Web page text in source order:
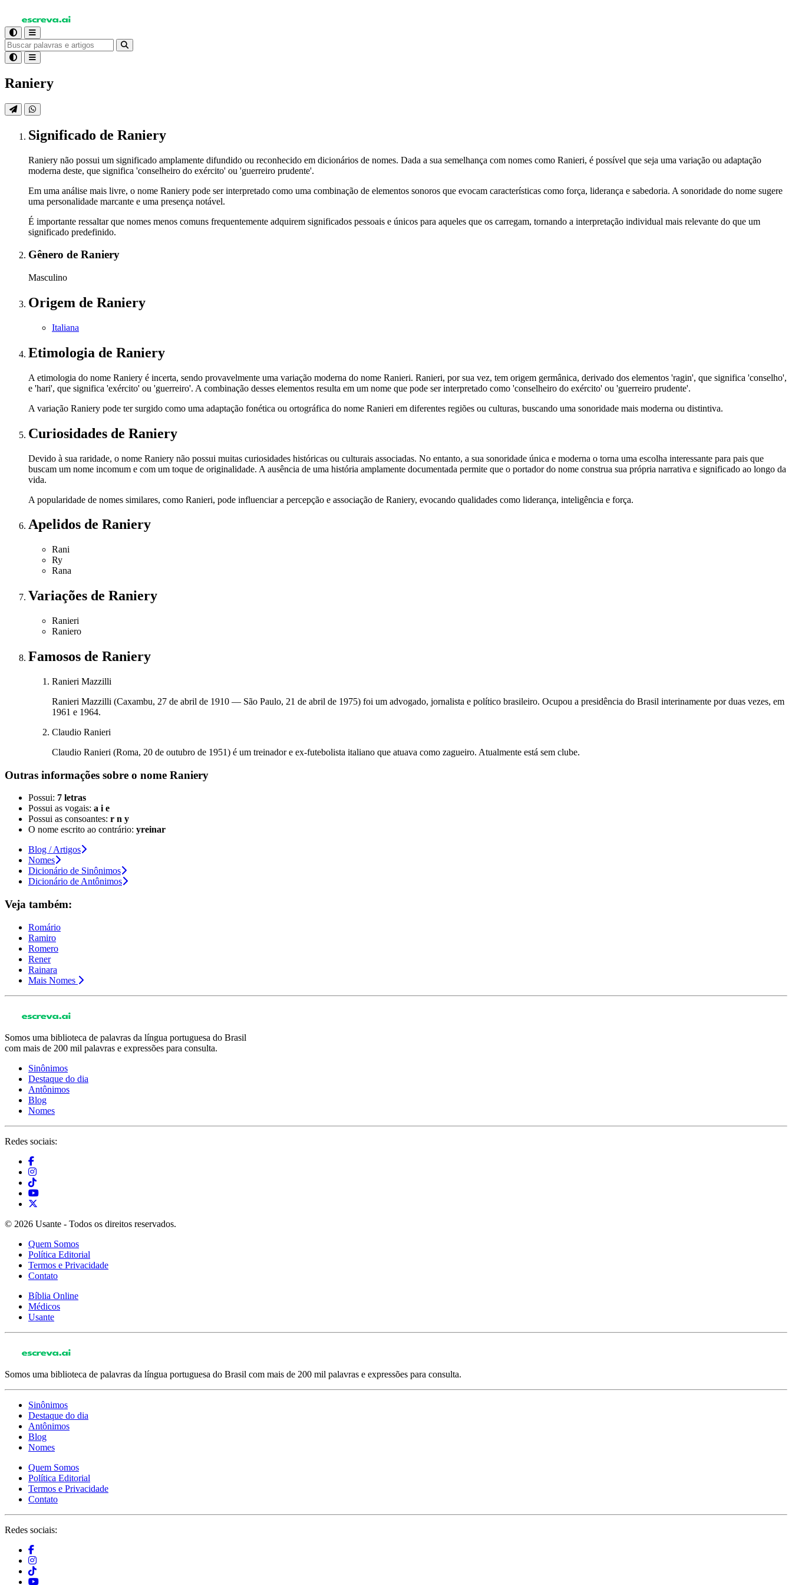
Raniery
Significado de Raniery
Raniery não possui um significado amplamente difundido ou reconhecido em dicionários de nomes. Dada a sua semelhança com nomes como Ranieri, é possível que seja uma variação ou adaptação
moderna deste, que significa 'conselheiro do exército' ou 'guerreiro prudente'.
Em uma análise mais livre, o nome Raniery pode ser interpretado como uma combinação de elementos sonoros que evocam características como força, liderança e sabedoria. A sonoridade do nome sugere
uma personalidade marcante e uma presença notável.
É importante ressaltar que nomes menos comuns frequentemente adquirem significados pessoais e únicos para aqueles que os carregam, tornando a interpretação individual mais relevante do que um
significado predefinido.
Gênero de Raniery
Masculino
Origem de Raniery
Italiana
Etimologia de Raniery
A etimologia do nome Raniery é incerta, sendo provavelmente uma variação moderna do nome Ranieri. Ranieri, por sua vez, tem origem germânica, derivado dos elementos 'ragin', que significa 'conselho',
e 'hari', que significa 'exército' ou 'guerreiro'. A combinação desses elementos resulta em um nome que pode ser interpretado como 'conselheiro do exército' ou 'guerreiro prudente'.
A variação Raniery pode ter surgido como uma adaptação fonética ou ortográfica do nome Ranieri em diferentes regiões ou culturas, buscando uma sonoridade mais moderna ou distintiva.
Curiosidades de Raniery
Devido à sua raridade, o nome Raniery não possui muitas curiosidades históricas ou culturais associadas. No entanto, a sua sonoridade única e moderna o torna uma escolha interessante para pais que
buscam um nome incomum e com um toque de originalidade. A ausência de uma história amplamente documentada permite que o portador do nome construa sua própria narrativa e significado ao longo da
vida.
A popularidade de nomes similares, como Ranieri, pode influenciar a percepção e associação de Raniery, evocando qualidades como liderança, inteligência e força.
Apelidos de Raniery
Rani
Ry
Rana
Variações de Raniery
Ranieri
Raniero
Famosos de Raniery
Ranieri Mazzilli
Ranieri Mazzilli (Caxambu, 27 de abril de 1910 — São Paulo, 21 de abril de 1975) foi um advogado, jornalista e político brasileiro. Ocupou a presidência do Brasil interinamente por duas vezes, em
1961 e 1964.
Claudio Ranieri
Claudio Ranieri (Roma, 20 de outubro de 1951) é um treinador e ex-futebolista italiano que atuava como zagueiro. Atualmente está sem clube.
Outras informações sobre o nome Raniery
Possui: 7 letras
Possui as vogais: a i e
Possui as consoantes: r n y
O nome escrito ao contrário: yreinar
Blog / Artigos
Nomes
Dicionário de Sinônimos
Dicionário de Antônimos
Veja também:
Romário
Ramiro
Romero
Rener
Rainara
Mais Nomes
Somos uma biblioteca de palavras da língua portuguesa do Brasil
com mais de 200 mil palavras e expressões para consulta.
Sinônimos
Destaque do dia
Antônimos
Blog
Nomes
Redes sociais:
© 2026 Usante - Todos os direitos reservados.
Quem Somos
Política Editorial
Termos e Privacidade
Contato
Bíblia Online
Médicos
Usante
Somos uma biblioteca de palavras da língua portuguesa do Brasil com mais de 200 mil palavras e expressões para consulta.
Sinônimos
Destaque do dia
Antônimos
Blog
Nomes
Quem Somos
Política Editorial
Termos e Privacidade
Contato
Redes sociais: